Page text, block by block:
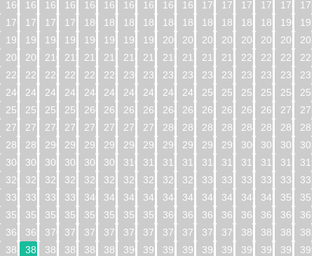
160
161 162 163 164 165 166 167 168 169 170 171 172 173 174
176
177 178 179 180 181 182 183 184 185 186 187 188 189 190
192
193 194 195 196 197 198 199 200 201 202 203 204 205 206
208
209 210 211 212 213 214 215 216 217 218 219 220 221 222
224
225 226 227 228 229 230 231 232 233 234 235 236 237 238
240
241 242 243 244 245 246 247 248 249 250 251 252 253 254
256
257 258 259 260 261 262 263 264 265 266 267 268 269 270
272
273 274 275 276 277 278 279 280 281 282 283 284 285 286
288
289 290 291 292 293 294 295 296 297 298 299 300 301 302
304
305 306 307 308 309 310 311 312 313 314 315 316 317 318
320
321 322 323 324 325 326 327 328 329 330 331 332 333 334
336
337 338 339 340 341 342 343 344 345 346 347 348 349 350
352
353 354 355 356 357 358 359 360 361 362 363 364 365 366
368
369 370 371 372 373 374 375 376 377 378 379 380 381 382
384
385 386 387 388 389 390 391 392 393 394 395 396 397 398